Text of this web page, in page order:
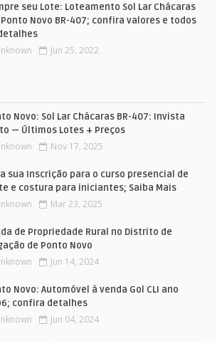
seu Lote: Loteamento Sol Lar Chácaras
Novo BR-407; confira valores e todos
Jun 25, 2022
Novo: Sol Lar Chácaras BR-407: Invista
— Últimos Lotes + Preços
Nov 17, 2025
sua Inscrição para o curso presencial de
e costura para iniciantes; Saiba Mais
Mar 23, 2025
de Propriedade Rural no Distrito de
de Ponto Novo
Jun 14, 2024
Novo: Automóvel à venda Gol CLI ano
confira detalhes
Jun 04, 2024